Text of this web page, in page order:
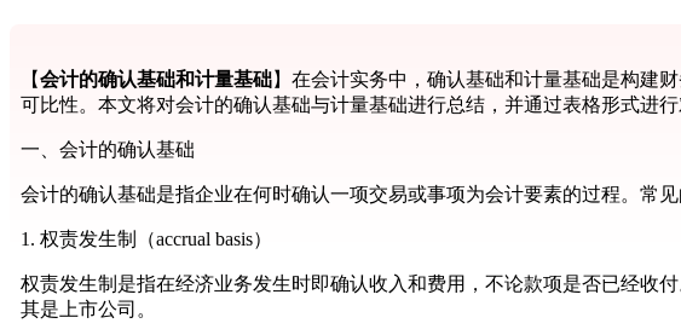
【会计的确认基础和计量基础】在会计实务中，确认基础和计量基础是构建
可比性。本文将对会计的确认基础与计量基础进行总结，并通过表格形式进行
一、会计的确认基础
会计的确认基础是指企业在何时确认一项交易或事项为会计要素的过程。常
1. 权责发生制（accrual basis）
权责发生制是指在经济业务发生时即确认收入和费用，不论款项是否已经收
其是上市公司。